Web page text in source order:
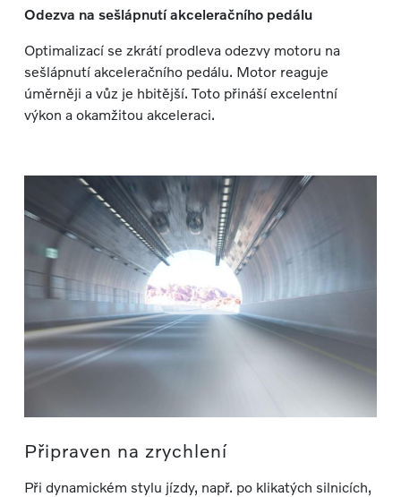
Odezva na sešlápnutí akceleračního pedálu
Optimalizací se zkrátí prodleva odezvy motoru na
sešlápnutí akceleračního pedálu. Motor reaguje
úměrněji a vůz je hbitější. Toto přináší excelentní
výkon a okamžitou akceleraci.
Připraven na zrychlení
Při dynamickém stylu jízdy, např. po klikatých silnicích,